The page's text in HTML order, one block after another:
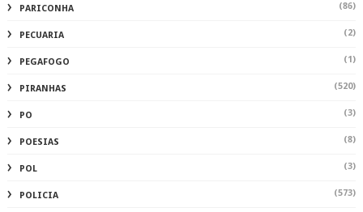
PARICONHA (86)
PECUARIA (2)
PEGAFOGO (1)
PIRANHAS (520)
PO (3)
POESIAS (8)
POL (3)
POLICIA (573)